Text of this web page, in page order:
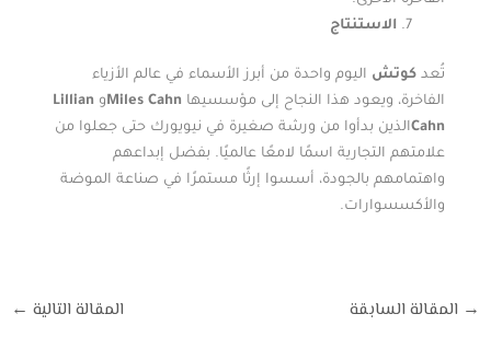
الاستنتاج
تُعدكوتش اليوم واحدة من أبرز الأسماء في عالم الأزياء
الفاخرة، ويعود هذا النجاح إلى مؤسسيها Miles Cahnو Lillian
Cahnالذين بدأوا من ورشة صغيرة في نيويورك حتى جعلوا من
علامتهم التجارية اسمًا لامعًا عالميًا. بفضل إبداعهم
واهتمامهم بالجودة، أسسوا إرثًا مستمرًا في صناعة الموضة
والأكسسوارات.
→ المقالة السابقة المقالة التالية ←